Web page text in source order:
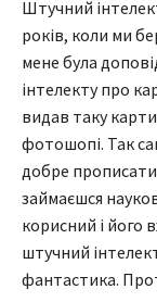
Штучний
років, коли ми
мене була
інтелекту про
видав таку
фотошопі. Так
добре
займаєшся
корисний і його
штучний
фантастика.